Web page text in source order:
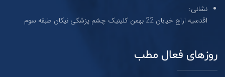
نشانی:
اقدسیه اراج خیابان 22 بهمن کلینیک چشم پزشکی نیکان طبقه سوم
روزهای فعال مطب